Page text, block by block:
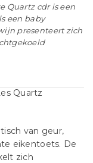
Quartz cdr is een
een baby
presenteert zich
van geur,
eikentoets. De
zich